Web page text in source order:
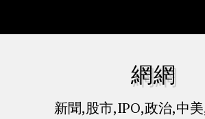
網網
新聞,股市,IPO,政治,中